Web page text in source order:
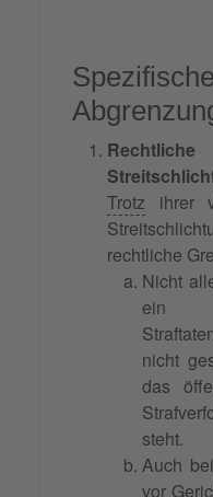
Trotz ihrer
rechtliche
Nicht
ein
nicht
das
steht.
Auch
vor